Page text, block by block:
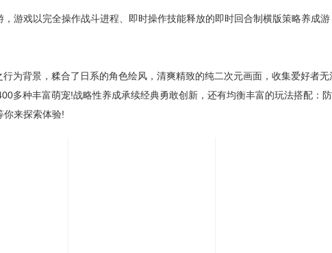
戏以完全操作战斗进程、即时操作技能释放的即时回合制横版策略养成游
背景，糅合了日系的角色绘风，清爽精致的纯二次元画面，收集爱好者无
多种丰富萌宠!战略性养成承续经典勇敢创新，还有均衡丰富的玩法搭配：防
来探索体验!